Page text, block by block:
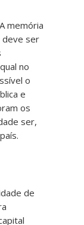
memória
deve ser
no
o
e
os
ser,
de